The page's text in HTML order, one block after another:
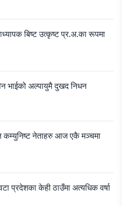
बिष्ट उत्कृष्ट प्र.अ.का रूपमा
भाईको अल्पायुमै दुखद निधन
नेताहरु आज एकै मञ्चमा
प्रदेशका केही ठाउँमा अत्यधिक वर्षा